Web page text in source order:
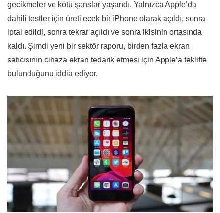
gecikmeler ve kötü şanslar yaşandı. Yalnızca Apple’da
dahili testler için üretilecek bir iPhone olarak açıldı, sonra
iptal edildi, sonra tekrar açıldı ve sonra ikisinin ortasında
kaldı. Şimdi yeni bir sektör raporu, birden fazla ekran
satıcısının cihaza ekran tedarik etmesi için Apple’a teklifte
bulunduğunu iddia ediyor.